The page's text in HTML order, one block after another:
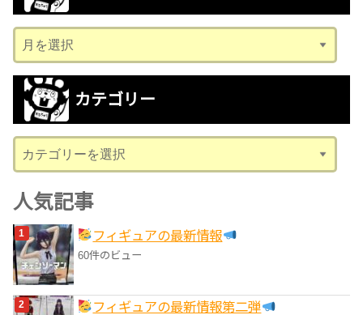
ー
カ
ブ
カテゴリー
テ
ゴ
リ
ー
人気記事
フィギュアの最新情報
60件のビュー
フィギュアの最新情報第二弾